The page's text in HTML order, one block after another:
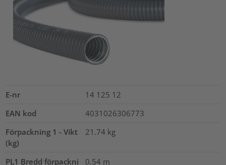
E-nr
14 125 12
EAN kod
4031026306773
Förpackning 1 - Vikt
(kg)
21.74 kg
PL1 Bredd förpackni 0.54 m